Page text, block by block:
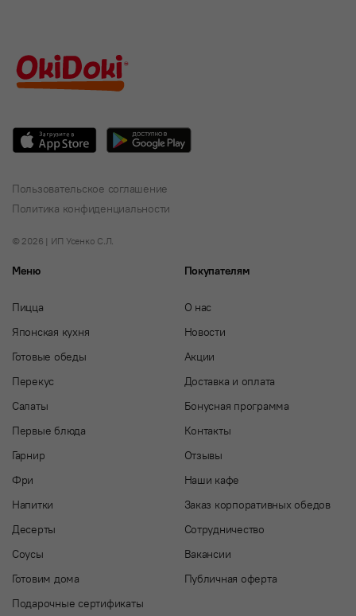
Пользовательское соглашение
Политика конфиденциальности
© 2026 | ИП Усенко С.Л.
Меню
Пицца
Японская кухня
Готовые обеды
Перекус
Салаты
Первые блюда
Гарнир
Фри
Напитки
Десерты
Соусы
Готовим дома
Подарочные сертификаты
Покупателям
О нас
Новости
Акции
Доставка и оплата
Бонусная программа
Контакты
Отзывы
Наши кафе
Заказ корпоративных обедов
Сотрудничество
Вакансии
Публичная оферта